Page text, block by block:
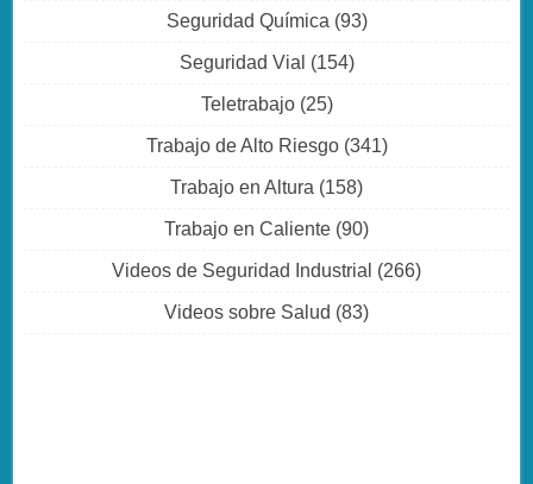
Seguridad Química (93)
Seguridad Vial (154)
Teletrabajo(25)
Trabajo de Alto Riesgo(341)
Trabajo en Altura (158)
Trabajo en Caliente (90)
Videos de Seguridad Industrial (266)
Videos sobre Salud (83)